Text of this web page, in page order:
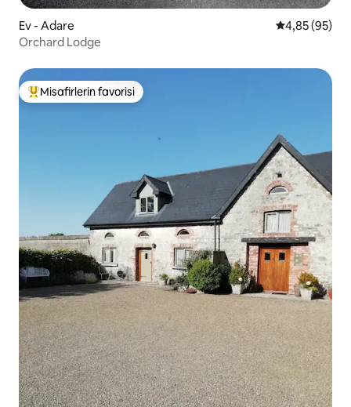
Ev - Adare 5 üzerinden
4,85 (95)
Orchard Lodge
Misafirlerin favorilerinden en beğenilenler arasında
Misafirlerin favorisi